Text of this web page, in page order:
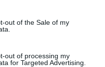
out of the Sale of my
out of processing my
for Targeted Advertising.
színvonalú festmények és
üveg, porcelán és ezüst
és aukcionálása.